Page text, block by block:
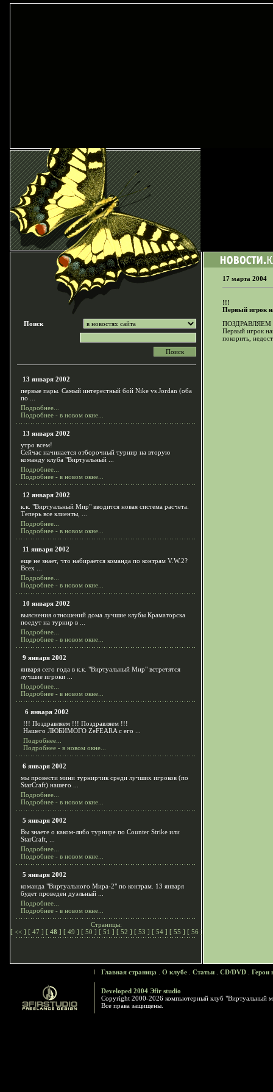
Поиск
13 января 2002
первые пары. Самый интерестный бой Nike vs Jordan (оба
по ...
Подробнее...
Подробнее - в новом окне...
13 января 2002
утро всем!
Сейчас начинается отборочный турнир на вторую
команду клуба "Виртуальный ...
Подробнее...
Подробнее - в новом окне...
12 января 2002
к.к. "Виртуальный Мир" вводится новая система расчета.
Теперь все клиенты, ...
Подробнее...
Подробнее - в новом окне...
11 января 2002
еще не знает, что набирается команда по контрам V.W.2?
Всех ...
Подробнее...
Подробнее - в новом окне...
10 января 2002
выяснения отношений дома лучшие клубы Краматорска
поедут на турнир в ...
Подробнее...
Подробнее - в новом окне...
9 января 2002
января сего года в к.к. "Виртуальный Мир" встретятся
лучшие игроки ...
Подробнее...
Подробнее - в новом окне...
6 января 2002
!!! Поздравляем !!! Поздравляем !!!
Нашего ЛЮБИМОГО ZeFEARA с его ...
Подробнее...
Подробнее - в новом окне...
6 января 2002
мы провести мини турнирчик среди лучших игроков (по
StarCraft) нашего ...
Подробнее...
Подробнее - в новом окне...
5 января 2002
Вы знаете о каком-либо турнире по Counter Strike или
StarCraft, ...
Подробнее...
Подробнее - в новом окне...
5 января 2002
команда "Виртуального Мира-2" по контрам. 13 января
будет проведен дуэльный ...
Подробнее...
Подробнее - в новом окне...
Страницы:
[ << ] [ 47 ] [ 48 ] [ 49 ] [ 50 ] [ 51 ] [ 52 ] [ 53 ] [ 54 ] [ 55 ] [ 56 ]
17 марта 2004
!!!
Первый игрок
ПОЗДРАВЛЯЕМ
Первый игрок
покорить,
Главная страница О клубе Статьи CD/DVD Герои
Developed 2004 Эfir studio
Copyright 2000-2026 компьютерный клуб "Виртуальный
Все права защищены.